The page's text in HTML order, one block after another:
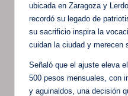
ubicada en Zaragoza y
recordó su legado de
su sacrificio inspira la
cuidan la ciudad y merecen
Señaló que el ajuste eleva
500 pesos mensuales, con
y aguinaldos, una decisión